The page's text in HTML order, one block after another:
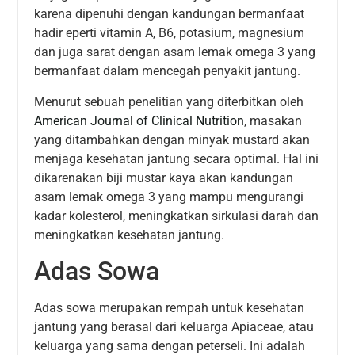
karena dipenuhi dengan kandungan bermanfaat
hadir eperti vitamin A, B6, potasium, magnesium
dan juga sarat dengan asam lemak omega 3 yang
bermanfaat dalam mencegah penyakit jantung.
Menurut sebuah penelitian yang diterbitkan oleh
American Journal of Clinical Nutrition, masakan
yang ditambahkan dengan minyak mustard akan
menjaga kesehatan jantung secara optimal. Hal ini
dikarenakan biji mustar kaya akan kandungan
asam lemak omega 3 yang mampu mengurangi
kadar kolesterol, meningkatkan sirkulasi darah dan
meningkatkan kesehatan jantung.
Adas Sowa
Adas sowa merupakan rempah untuk kesehatan
jantung yang berasal dari keluarga Apiaceae, atau
keluarga yang sama dengan peterseli. Ini adalah